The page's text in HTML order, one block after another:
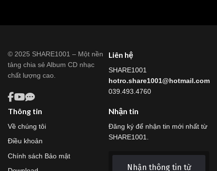
© 2025 SHARE1001 – Một nền
tảng chia sẻ Album CD nhạc
chất lượng cao.
Liên hệ
SHARE1001
hotro.share1001@hotmail.com
039.493.4760
Thông tin
Về chúng tôi
Điều khoản
Chính sách Bảo mật
Nhận tin
Đăng ký để nhận tin mới nhất từ
SHARE1001.
Nhận thông tin từ